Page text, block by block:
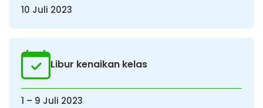
10 Juli 2023
Libur kenaikan kelas
1 – 9 Juli 2023